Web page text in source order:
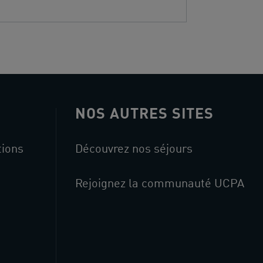
NOS AUTRES SITES
Découvrez nos séjours
Rejoignez la communauté UCPA